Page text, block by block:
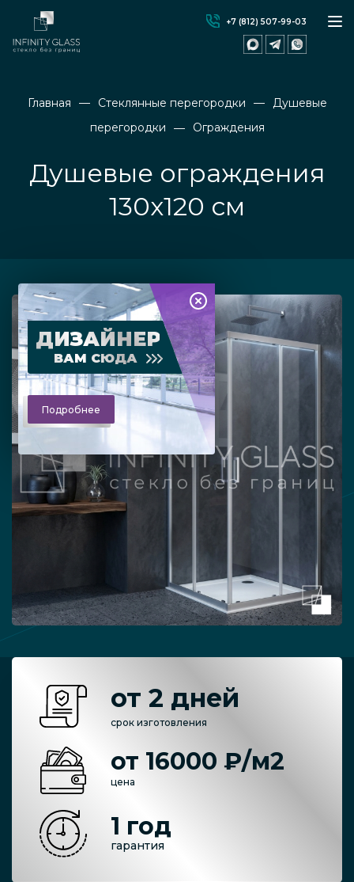
+7 (812) 507-99-03
Главная Стеклянные перегородки
Душевые
перегородки
Ограждения
Душевые ограждения
130x120 см
ДИЗАЙНЕР
ВАМ СЮДА
Подробнее
от 2 дней
срок изготовления
от 16000 ₽/м2
цена
1 год
гарантия